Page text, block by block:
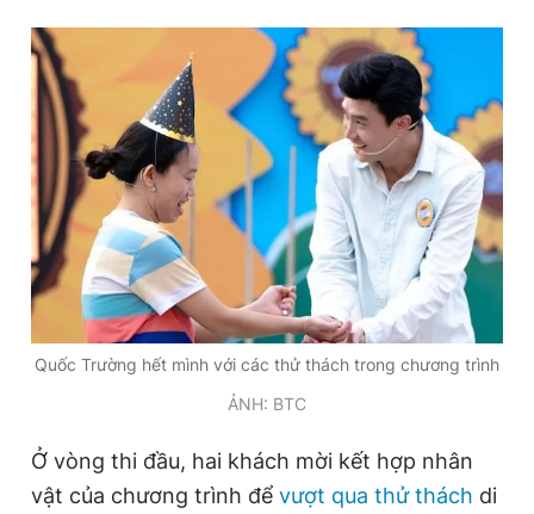
Theo dõi báo trên
Hotline
0906 645 777
Liên hệ quảng cáo
0908 780 404
Đặt báo Quảng cáo RSS Tòa soạn Chính sách bảo
Tổng biên tập: Nguyễn Ngọc Toàn
Phó tổng biên tập thường trực: Hải Thành
Phó tổng biên tập: Lâm Hiếu Dũng
Phó tổng biên tập: Trần Việt Hưng
Tổng thư ký tòa soạn: Đức Trung
© 2003-2026 Bản quyền thuộc về Báo Thanh Niên. Cấm sao
chép dưới mọi hình thức nếu không có sự chấp thuận bằng văn
bản. Phát triển bởi ePi Technologies, JSC.
Quốc Trường hết mình với các thử thách trong chương trình
ẢNH: BTC
Ở vòng thi đầu, hai khách mời kết hợp nhân
vật của chương trình để vượt qua thử thách di